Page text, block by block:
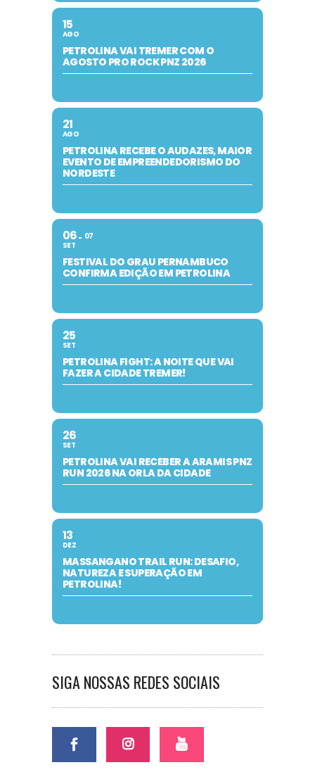
15
AGO
PETROLINA VAI TREMER COM O
AGOSTO PRO ROCK PNZ 2026
21
AGO
PETROLINA RECEBE O AUDAZES, MAIOR
EVENTO DE EMPREENDEDORISMO DO
NORDESTE
06
SET
07
FESTIVAL DO GRAU PERNAMBUCO
CONFIRMA EDIÇÃO EM PETROLINA
25
SET
PETROLINA FIGHT: A NOITE QUE VAI
FAZER A CIDADE TREMER!
26
SET
PETROLINA VAI RECEBER A ARAMIS PNZ
RUN 2026 NA ORLA DA CIDADE
13
DEZ
MASSANGANO TRAIL RUN: DESAFIO,
NATUREZA E SUPERAÇÃO EM
PETROLINA!
SIGA NOSSAS REDES SOCIAIS